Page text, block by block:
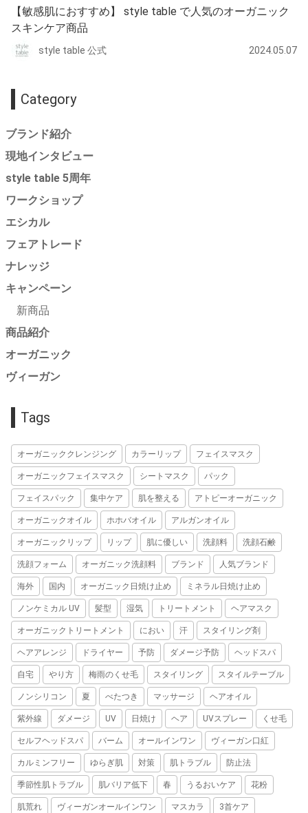
【敏感肌におすすめ】 style table で人気のオーガニック
スキンケア商品
style table 公式 2024.05.07
Category
ブランド紹介
現地インタビュー
style table 5周年
ワークショップ
エシカル
フェアトレード
ナレッジ
キャンペーン
新商品
商品紹介
オーガニック
ヴィーガン
Tags
オーガニッククレンジング カラーリップ フェイスマスク
オーガニックフェイスマスク シートマスク パック
フェイスパック 集中ケア 肌を整える アトピーオーガニック
オーガニックオイル ホホバオイル アルガンオイル
オーガニックリップ リップ 肌に優しい 洗顔料 洗顔石鹸
洗顔フォーム オーガニック洗顔料 ブランド 人気ブランド
海外 国内 オーガニック日焼け止め ミネラル日焼け止め
ノンケミカル UV 髪型 湿気 トリートメント ヘアマスク
オーガニックトリートメント におい 汗 スタイリング剤
ヘアアレンジ ドライヤー 予防 ダメージ予防 ヘッドスパ
自宅 やり方 梅雨のくせ毛 スタイリング スタイルテーブル
ノンシリコン 夏 べたつき マッサージ ヘアオイル
紫外線 ダメージ UV 日焼け ヘア UVスプレー くせ毛
セルフヘッドスパ バーム オールインワン ヴィーガン口紅
カルミンフリー ゆらぎ肌 対策 肌トラブル 防止法
季節性肌トラブル 肌バリア低下 春 うるおいケア 花粉
肌荒れ ヴィーガンオールインワン マスカラ 3首ケア